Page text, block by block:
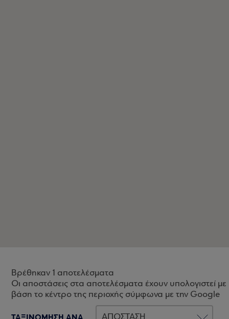
Βρέθηκαν 1 αποτελέσματα
Οι αποστάσεις στα αποτελέσματα έχουν υπολογιστεί με
βάση το κέντρο της περιοχής σύμφωνα με την Google